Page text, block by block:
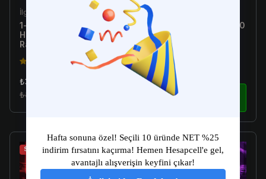
İlgili Ürün
1-10 Skin Arası Random
Hesap - Valorant
Random Hesap
4.5(149)
₺34.99
₺89.99
İlgili Ürün
[Türkiye E-Postalı] 1-300
Skin Arası Random
Hesap - Valorant
Random Hesap
₺179.99
Sale Sale